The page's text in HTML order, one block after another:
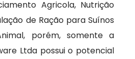
Agricola, Nutrição
de Ração para Suínos
porém, somente a
Ltda possui o potencial